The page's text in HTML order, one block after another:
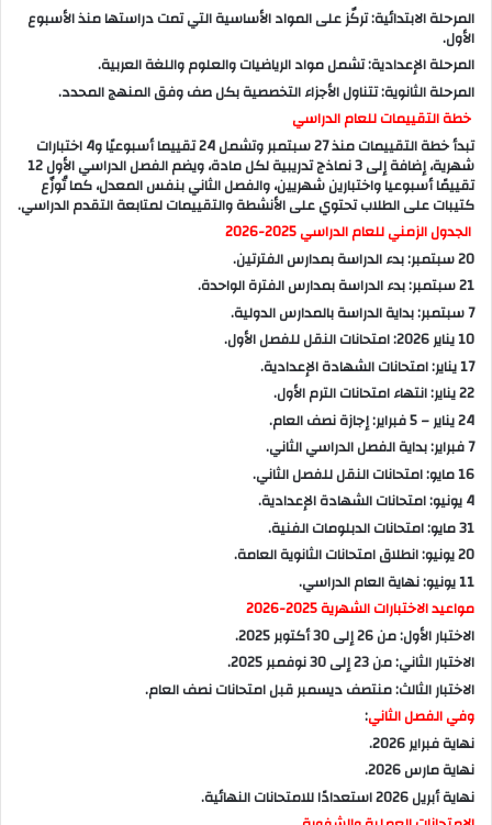
المرحلة الابتدائية: تركّز على المواد الأساسية التي تمت دراستها منذ الأسبوع
الأول.
المرحلة الإعدادية: تشمل مواد الرياضيات والعلوم واللغة العربية.
المرحلة الثانوية: تتناول الأجزاء التخصصية بكل صف وفق المنهج المحدد.
خطة التقييمات للعام الدراسي
تبدأ خطة التقييمات منذ 27 سبتمبر وتشمل 24 تقييما أسبوعيًا و4 اختبارات
شهرية، إضافة إلى 3 نماذج تدريبية لكل مادة، ويضم الفصل الدراسي الأول 12
تقييمًا أسبوعيا واختبارين شهريين، والفصل الثاني بنفس المعدل، كما تُوزّع
كتيبات على الطلاب تحتوي على الأنشطة والتقييمات لمتابعة التقدم الدراسي.
الجدول الزمني للعام الدراسي 2025-2026
20 سبتمبر: بدء الدراسة بمدارس الفترتين.
21 سبتمبر: بدء الدراسة بمدارس الفترة الواحدة.
7 سبتمبر: بداية الدراسة بالمدارس الدولية.
10 يناير 2026: امتحانات النقل للفصل الأول.
17 يناير: امتحانات الشهادة الإعدادية.
22 يناير: انتهاء امتحانات الترم الأول.
24 يناير – 5 فبراير: إجازة نصف العام.
7 فبراير: بداية الفصل الدراسي الثاني.
16 مايو: امتحانات النقل للفصل الثاني.
4 يونيو: امتحانات الشهادة الإعدادية.
31 مايو: امتحانات الدبلومات الفنية.
20 يونيو: انطلاق امتحانات الثانوية العامة.
11 يونيو: نهاية العام الدراسي.
مواعيد الاختبارات الشهرية 2025-2026
الاختبار الأول: من 26 إلى 30 أكتوبر 2025.
الاختبار الثاني: من 23 إلى 30 نوفمبر 2025.
الاختبار الثالث: منتصف ديسمبر قبل امتحانات نصف العام.
وفي الفصل الثاني:
نهاية فبراير 2026.
نهاية مارس 2026.
نهاية أبريل 2026 استعدادًا للامتحانات النهائية.